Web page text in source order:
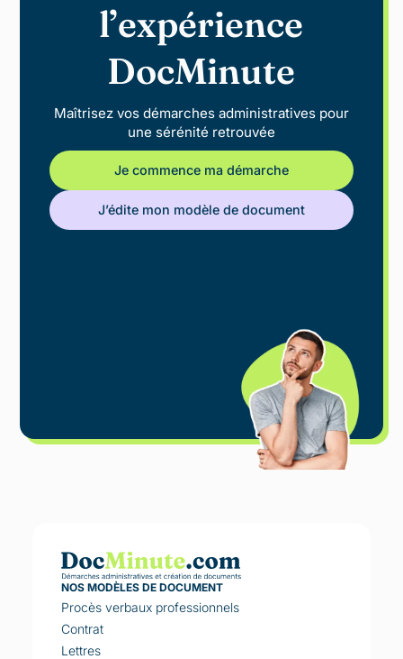
l’expérience
DocMinute
Maîtrisez vos démarches administratives pour
une sérénité retrouvée
Je commence ma démarche
J’édite mon modèle de document
NOS MODÈLES DE DOCUMENT
Procès verbaux professionnels
Contrat
Lettres